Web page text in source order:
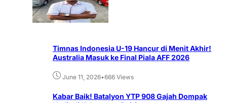
Timnas Indonesia U-19 Hancur di Menit Akhir!
Australia Masuk ke Final Piala AFF 2026
June 11, 2026•666 Views
Kabar Baik! Batalyon YTP 908 Gajah Dompak